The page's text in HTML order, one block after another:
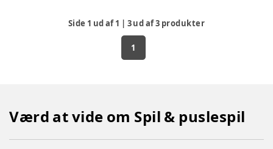
Side 1 ud af1 | 3ud af3 produkter
1
Værd at vide om Spil & puslespil